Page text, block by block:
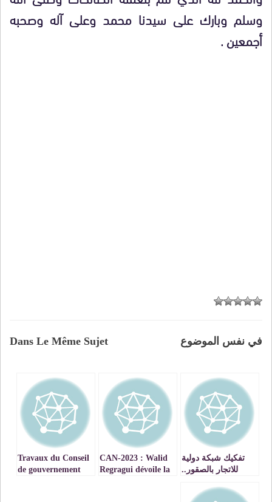
وسلم وبارك على سيدنا محمد وعلى آله وصحبه
أجمعين .
Dans Le Même Sujet في نفس الموضوع
تفكيك شبكة دولية
للاتجار بالصقور..
CAN-2023 : Walid
Regragui dévoile la
Travaux du Conseil
de gouvernement